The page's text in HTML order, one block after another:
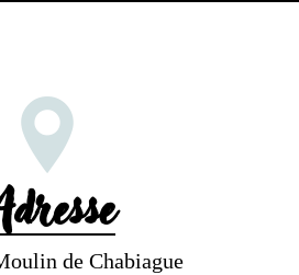
de Chabiague